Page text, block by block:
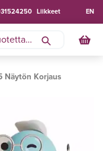
Liikkeet EN
Näytön Korjaus